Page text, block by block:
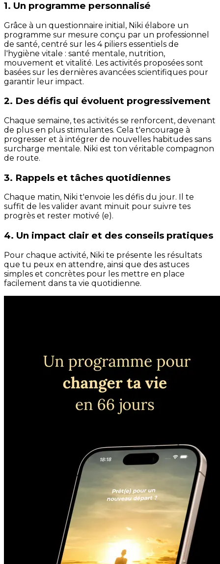
1. Un programme personnalisé
Grâce à un questionnaire initial, Niki élabore un
programme sur mesure conçu par un professionnel
de santé, centré sur les 4 piliers essentiels de
l'hygiène vitale : santé mentale, nutrition,
mouvement et vitalité. Les activités proposées sont
basées sur les dernières avancées scientifiques pour
garantir leur impact.
2. Des défis qui évoluent progressivement
Chaque semaine, tes activités se renforcent, devenant
de plus en plus stimulantes. Cela t'encourage à
progresser et à intégrer de nouvelles habitudes sans
surcharge mentale. Niki est ton véritable compagnon
de route.
3. Rappels et tâches quotidiennes
Chaque matin, Niki t'envoie les défis du jour. Il te
suffit de les valider avant minuit pour suivre tes
progrès et rester motivé (e).
4. Un impact clair et des conseils pratiques
Pour chaque activité, Niki te présente les résultats
que tu peux en attendre, ainsi que des astuces
simples et concrètes pour les mettre en place
facilement dans ta vie quotidienne.